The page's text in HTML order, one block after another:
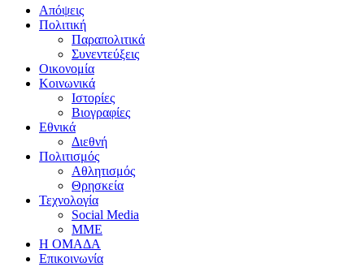
Απόψεις
Πολιτική
Παραπολιτικά
Συνεντεύξεις
Οικονομία
Κοινωνικά
Ιστορίες
Βιογραφίες
Εθνικά
Διεθνή
Πολιτισμός
Αθλητισμός
Θρησκεία
Τεχνολογία
Social Media
ΜΜΕ
Η ΟΜΑΔΑ
Επικοινωνία